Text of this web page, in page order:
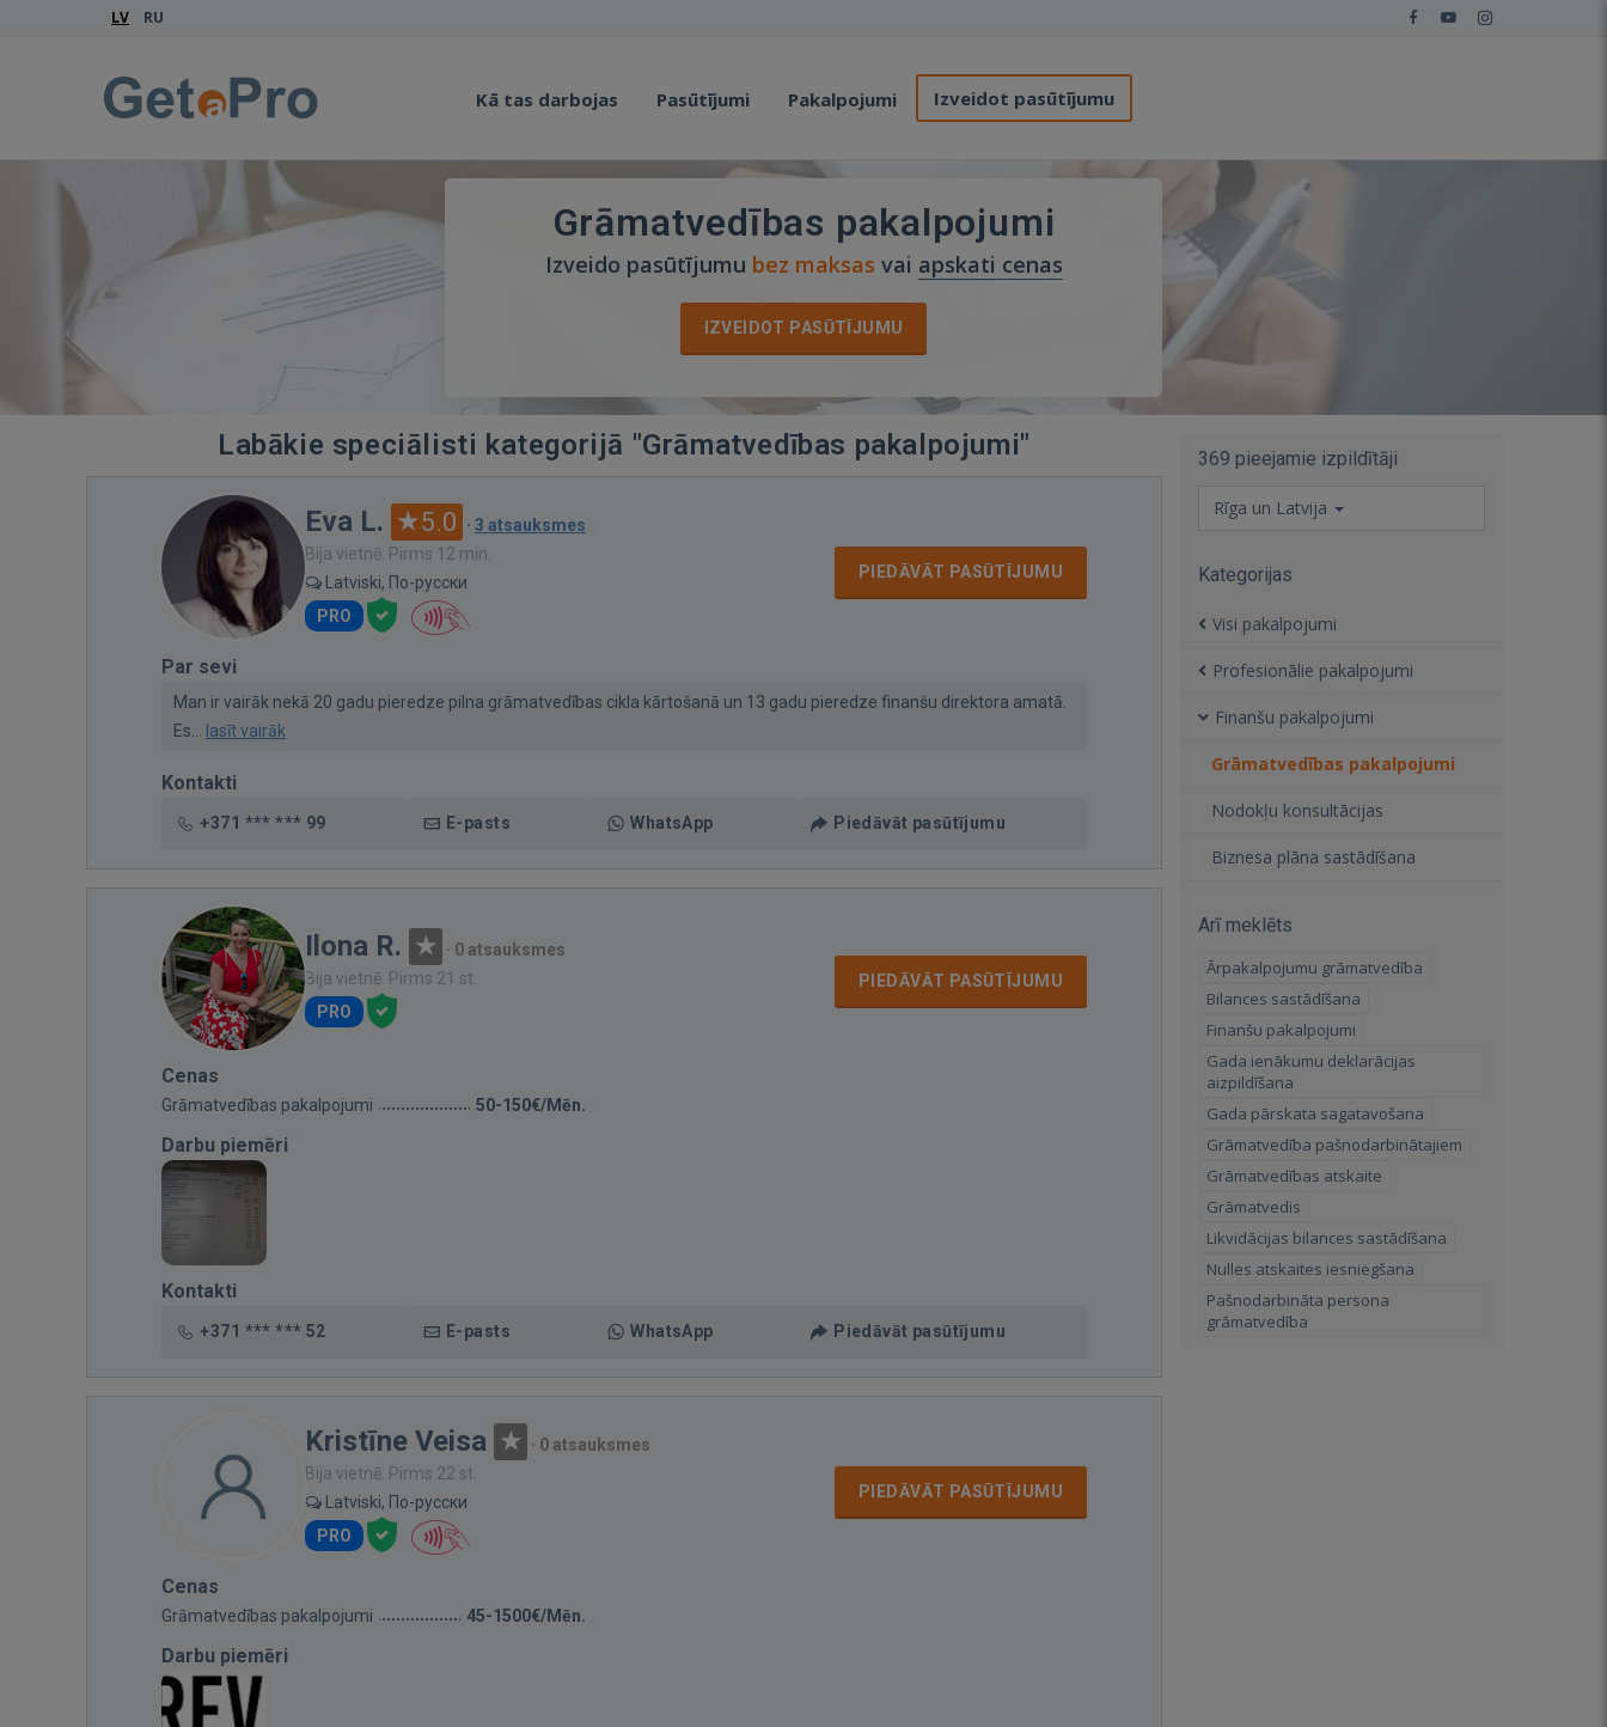
LV RU
Kā tas darbojas Pasūtījumi Pakalpojumi Izveidot pasūtījumu
Grāmatvedības pakalpojumi
Izveido pasūtījumu bez maksas vai apskati cenas
IZVEIDOT PASŪTĪJUMU
Labākie speciālisti kategorijā "Grāmatvedības pakalpojumi"
Eva L. 5.0 · 3 atsauksmes
Bija vietnē: Pirms 12 min.
Latviski, По-русски
PRO
PIEDĀVĀT PASŪTĪJUMU
Par sevi
Man ir vairāk nekā 20 gadu pieredze pilna grāmatvedības cikla kārtošanā un 13 gadu pieredze finanšu direktora amatā.
Es...
lasīt vairāk
Kontakti
+371 *** *** 99 E-pasts WhatsApp Piedāvāt pasūtījumu
Ilona R. · 0 atsauksmes
Bija vietnē: Pirms 21 st.
PRO
PIEDĀVĀT PASŪTĪJUMU
Cenas
Grāmatvedības pakalpojumi 50-150€/Mēn.
Darbu piemēri
Kontakti
+371 *** *** 52 E-pasts WhatsApp Piedāvāt pasūtījumu
Kristīne Veisa · 0 atsauksmes
Bija vietnē: Pirms 22 st.
Latviski, По-русски
PRO
PIEDĀVĀT PASŪTĪJUMU
Cenas
Grāmatvedības pakalpojumi 45-1500€/Mēn.
Darbu piemēri
369 pieejamie izpildītāji
Rīga un Latvija
Kategorijas
Visi pakalpojumi
Profesionālie pakalpojumi
Finanšu pakalpojumi
Grāmatvedības pakalpojumi
Nodokļu konsultācijas
Biznesa plāna sastādīšana
Arī meklēts
Ārpakalpojumu grāmatvedība
Bilances sastādīšana
Finanšu pakalpojumi
Gada ienākumu deklarācijas
aizpildīšana
Gada pārskata sagatavošana
Grāmatvedība pašnodarbinātajiem
Grāmatvedības atskaite
Grāmatvedis
Likvidācijas bilances sastādīšana
Nulles atskaites iesniegšana
Pašnodarbināta persona
grāmatvedība